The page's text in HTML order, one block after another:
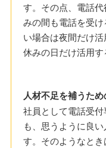
す。その点、電話
みの間も電話を受
い場合は夜間だけ
休みの日だけ活用す
人材不足を補うた
社員として電話受
も、思うように良
す。そのようなと